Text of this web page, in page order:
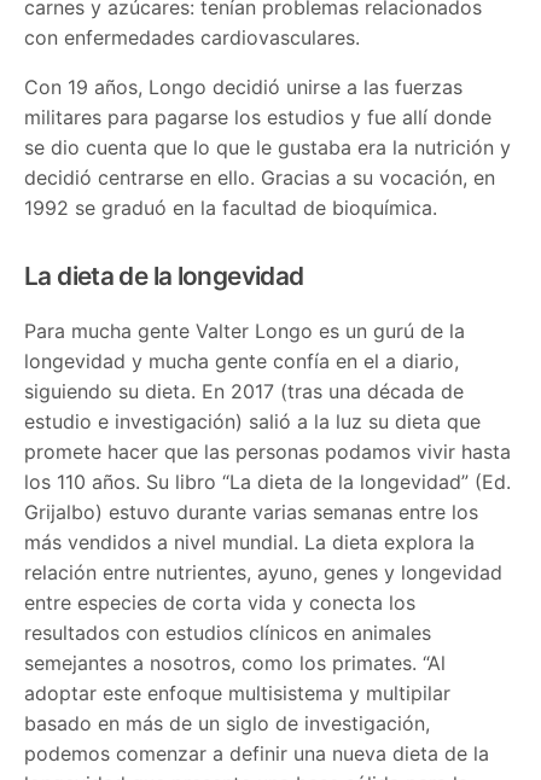
carnes y azúcares: tenían problemas relacionados
con enfermedades cardiovasculares.
Con 19 años, Longo decidió unirse a las fuerzas
militares para pagarse los estudios y fue allí donde
se dio cuenta que lo que le gustaba era la nutrición y
decidió centrarse en ello. Gracias a su vocación, en
1992 se graduó en la facultad de bioquímica.
La dieta de la longevidad
Para mucha gente Valter Longo es un gurú de la
longevidad y mucha gente confía en el a diario,
siguiendo su dieta. En 2017 (tras una década de
estudio e investigación) salió a la luz su dieta que
promete hacer que las personas podamos vivir hasta
los 110 años. Su libro “La dieta de la longevidad” (Ed.
Grijalbo) estuvo durante varias semanas entre los
más vendidos a nivel mundial. La dieta explora la
relación entre nutrientes, ayuno, genes y longevidad
entre especies de corta vida y conecta los
resultados con estudios clínicos en animales
semejantes a nosotros, como los primates. “Al
adoptar este enfoque multisistema y multipilar
basado en más de un siglo de investigación,
podemos comenzar a definir una nueva dieta de la